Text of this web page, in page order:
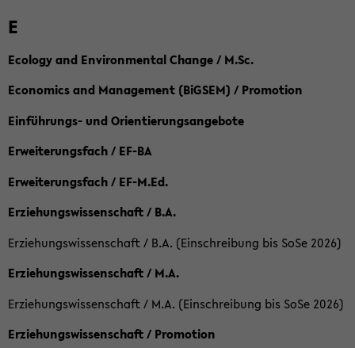
E
Ecology and Environmental Change / M.Sc.
Economics and Management (BiGSEM) / Promotion
Einführungs- und Orientierungsangebote
Erweiterungsfach / EF-BA
Erweiterungsfach / EF-M.Ed.
Erziehungswissenschaft / B.A.
Erziehungswissenschaft / B.A. (Einschreibung bis SoSe 2026)
Erziehungswissenschaft / M.A.
Erziehungswissenschaft / M.A. (Einschreibung bis SoSe 2026)
Erziehungswissenschaft / Promotion